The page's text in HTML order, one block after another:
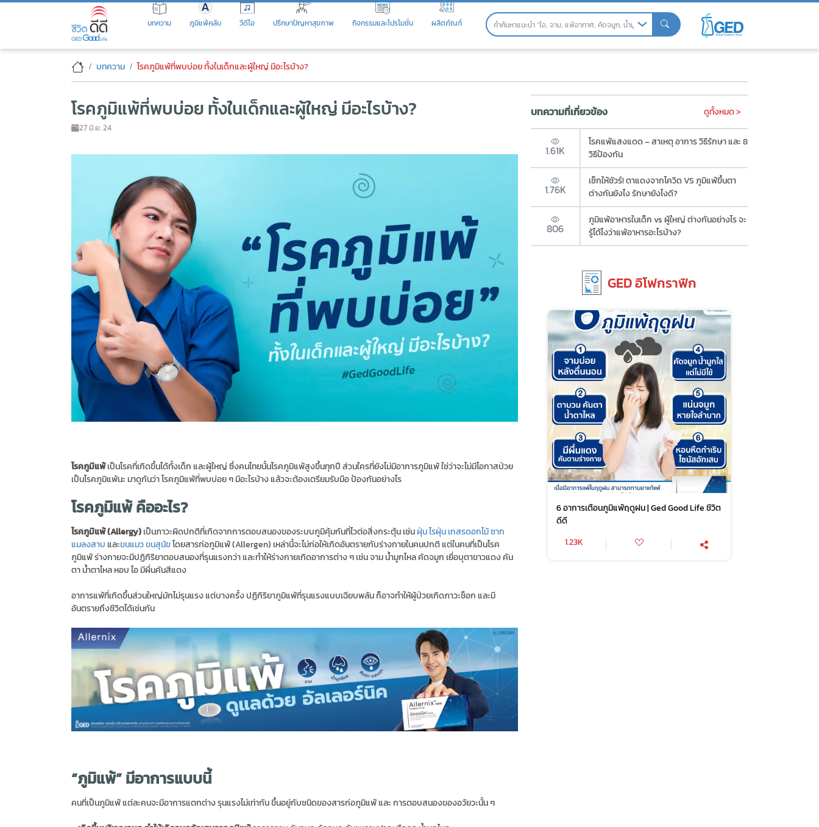
Skip
บทความ ภูมิแพ้คลับ วีดีโอ ปรึกษาปัญหาสุขภาพ กิจกรรมและโปรโมชั่น ผลิตภัณฑ์
โรคภูมิแพ้ที่พบบ่อย ทั้งในเด็กและผู้ใหญ่ มีอะไรบ้าง?
บทความ โรคภูมิแพ้ที่พบบ่อย ทั้งในเด็กและผู้ใหญ่ มีอะไรบ้าง?
โรคภูมิแพ้ที่พบบ่อย ทั้งในเด็กและผู้ใหญ่ มีอะไรบ้าง?
27 มิ.ย. 24
โรคภูมิแพ้เป็นโรคที่เกิดขึ้นได้ทั้งเด็ก และผู้ใหญ่ ซึ่งคนไทยนั้นโรคภูมิแพ้สูงขึ้นทุกปี ส่วนใครที่ยังไม่มีอาการภูมิแพ้ ใช่ว่าจะไม่มีโอกาสป่วย
เป็นโรคภูมิแพ้นะ มาดูกันว่า โรคภูมิแพ้ที่พบบ่อย ๆ มีอะไรบ้าง แล้วจะต้องเตรียมรับมือ ป้องกันอย่างไร
โรคภูมิแพ้ คืออะไร?
โรคภูมิแพ้ (Allergy) เป็นภาวะผิดปกติที่เกิดจากการตอบสนองของระบบภูมิคุ้มกันที่ไวต่อสิ่งกระตุ้น เช่นฝุ่นไรฝุ่น เกสรดอกไม้ซาก
แมลงสาบ และขนแมว ขนสุนัขโดยสารก่อภูมิแพ้ (Allergen) เหล่านี้จะไม่ก่อให้เกิดอันตรายกับร่างกายในคนปกติ แต่ในคนที่เป็นโรค
ภูมิแพ้ ร่างกายจะมีปฏิกิริยาตอบสนองที่รุนแรงกว่า และทำให้ร่างกายเกิดอาการต่าง ๆ เช่น จาม น้ำมูกไหล คัดจมูก เยื่อบุตาขาวแดง คัน
ตา น้ำตาไหล หอบ ไอ มีผื่นคันสีแดง
อาการแพ้ที่เกิดขึ้นส่วนใหญ่มักไม่รุนแรง แต่บางครั้ง ปฏิกิริยาภูมิแพ้ที่รุนแรงแบบเฉียบพลัน ก็อาจทำให้ผู้ป่วยเกิดภาวะช็อก และมี
อันตรายถึงชีวิตได้เช่นกัน
“ภูมิแพ้” มีอาการแบบนี้
คนที่เป็นภูมิแพ้ แต่ละคนจะมีอาการแตกต่าง รุนแรงไม่เท่ากัน ขึ้นอยู่กับชนิดของสารก่อภูมิแพ้ และ การตอบสนองของอวัยวะนั้น ๆ
บทความที่เกี่ยวข้อง ดูทั้งหมด >
1.61K
โรคแพ้แสงแดด – สาเหตุ อาการ วิธีรักษา และ 8
วิธีป้องกัน
1.76K
เช็กให้ชัวร์! ตาแดงจากโควิด VS ภูมิแพ้ขึ้นตา
ต่างกันยังไง รักษายังไงดี?
806
ภูมิแพ้อาหารในเด็ก vs ผู้ใหญ่ ต่างกันอย่างไร จะ
รู้ได้ไงว่าแพ้อาหารอะไรบ้าง?
GED อิโฟกราฟิก
6 อาการเตือนภูมิแพ้ฤดูฝน | Ged Good Life ชีวิต
ดีดี
1.23K